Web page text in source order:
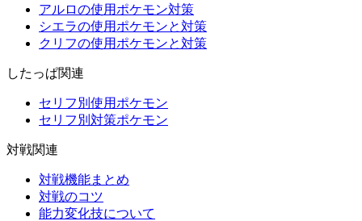
アルロの使用ポケモン対策
シエラの使用ポケモンと対策
クリフの使用ポケモンと対策
したっぱ関連
セリフ別使用ポケモン
セリフ別対策ポケモン
対戦関連
対戦機能まとめ
対戦のコツ
能力変化技について